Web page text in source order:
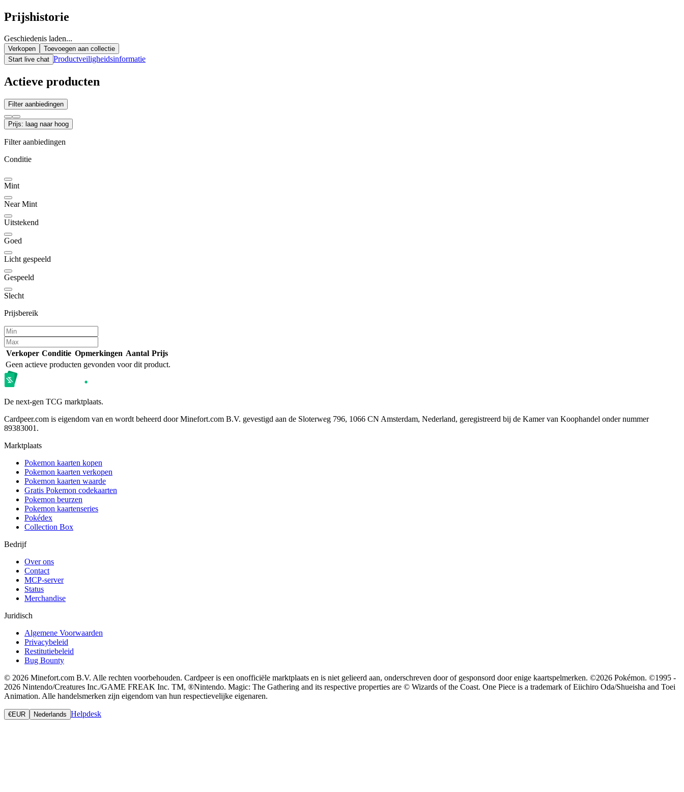
Prijshistorie
Geschiedenis laden...
Verkopen
Toevoegen aan collectie
Start live chat Productveiligheidsinformatie
Actieve producten
Filter aanbiedingen
Prijs: laag naar hoog
Filter aanbiedingen
Conditie
Mint
Near Mint
Uitstekend
Goed
Licht gespeeld
Gespeeld
Slecht
Prijsbereik
Verkoper Conditie Opmerkingen Aantal Prijs
Geen actieve producten gevonden voor dit product.
De next-gen TCG marktplaats.
Cardpeer.com is eigendom van en wordt beheerd door Minefort.com B.V. gevestigd aan de Sloterweg 796, 1066 CN Amsterdam, Nederland, geregistreerd bij de Kamer van Koophandel onder nummer
89383001.
Marktplaats
Pokemon kaarten kopen
Pokemon kaarten verkopen
Pokemon kaarten waarde
Gratis Pokemon codekaarten
Pokemon beurzen
Pokemon kaartenseries
Pokédex
Collection Box
Bedrijf
Over ons
Contact
MCP-server
Status
Merchandise
Juridisch
Algemene Voorwaarden
Privacybeleid
Restitutiebeleid
Bug Bounty
© 2026 Minefort.com B.V. Alle rechten voorbehouden. Cardpeer is een onofficiële marktplaats en is niet gelieerd aan, onderschreven door of gesponsord door enige kaartspelmerken. ©2026 Pokémon. ©1995 -
2026 Nintendo/Creatures Inc./GAME FREAK Inc. TM, ®Nintendo. Magic: The Gathering and its respective properties are © Wizards of the Coast. One Piece is a trademark of Eiichiro Oda/Shueisha and Toei
Animation. Alle handelsmerken zijn eigendom van hun respectievelijke eigenaren.
€EUR Nederlands Helpdesk